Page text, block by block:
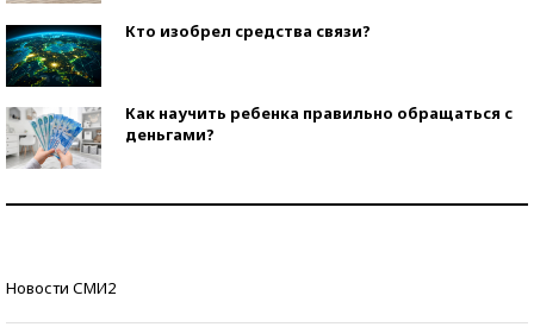
Кто изобрел средства связи?
Как научить ребенка правильно обращаться с
деньгами?
Новости СМИ2